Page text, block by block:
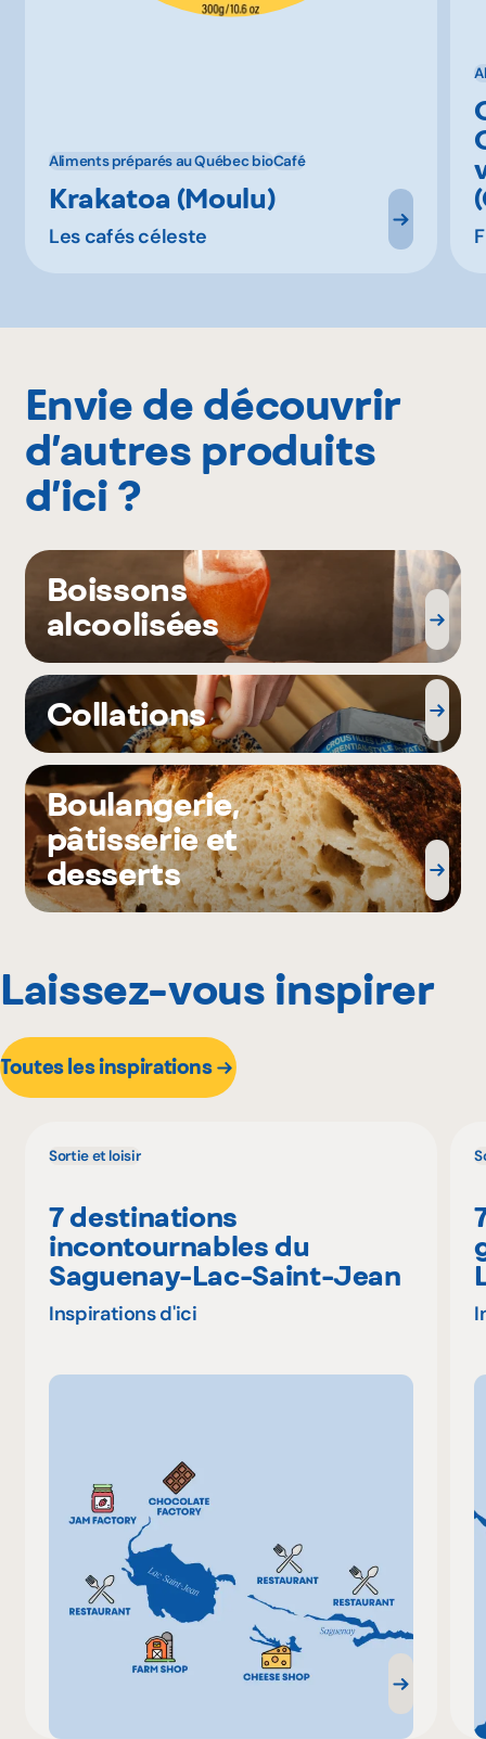
Aliments préparés au Québec bioCafé
Krakatoa (Moulu)
Les cafés céleste
Envie de découvrir
d’autres produits
d’ici ?
Boissons
alcoolisées
Collations
Boulangerie,
pâtisserie et
desserts
Laissez-vous inspirer
Toutes les inspirations
Sortie et loisir
7 destinations
incontournables du
Saguenay-Lac-Saint-Jean
Inspirations d'ici